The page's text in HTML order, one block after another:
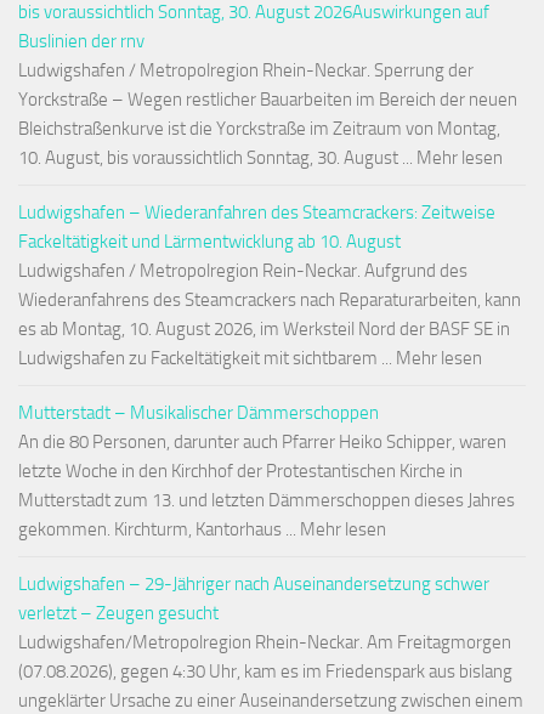
bis voraussichtlich Sonntag, 30. August 2026Auswirkungen auf
Buslinien der rnv
Ludwigshafen / Metropolregion Rhein-Neckar. Sperrung der
Yorckstraße – Wegen restlicher Bauarbeiten im Bereich der neuen
Bleichstraßenkurve ist die Yorckstraße im Zeitraum von Montag,
10. August, bis voraussichtlich Sonntag, 30. August ... Mehr lesen
Ludwigshafen – Wiederanfahren des Steamcrackers: Zeitweise
Fackeltätigkeit und Lärmentwicklung ab 10. August
Ludwigshafen / Metropolregion Rein-Neckar. Aufgrund des
Wiederanfahrens des Steamcrackers nach Reparaturarbeiten, kann
es ab Montag, 10. August 2026, im Werksteil Nord der BASF SE in
Ludwigshafen zu Fackeltätigkeit mit sichtbarem ... Mehr lesen
Mutterstadt – Musikalischer Dämmerschoppen
An die 80 Personen, darunter auch Pfarrer Heiko Schipper, waren
letzte Woche in den Kirchhof der Protestantischen Kirche in
Mutterstadt zum 13. und letzten Dämmerschoppen dieses Jahres
gekommen. Kirchturm, Kantorhaus ... Mehr lesen
Ludwigshafen – 29-Jähriger nach Auseinandersetzung schwer
verletzt – Zeugen gesucht
Ludwigshafen/Metropolregion Rhein-Neckar. Am Freitagmorgen
(07.08.2026), gegen 4:30 Uhr, kam es im Friedenspark aus bislang
ungeklärter Ursache zu einer Auseinandersetzung zwischen einem